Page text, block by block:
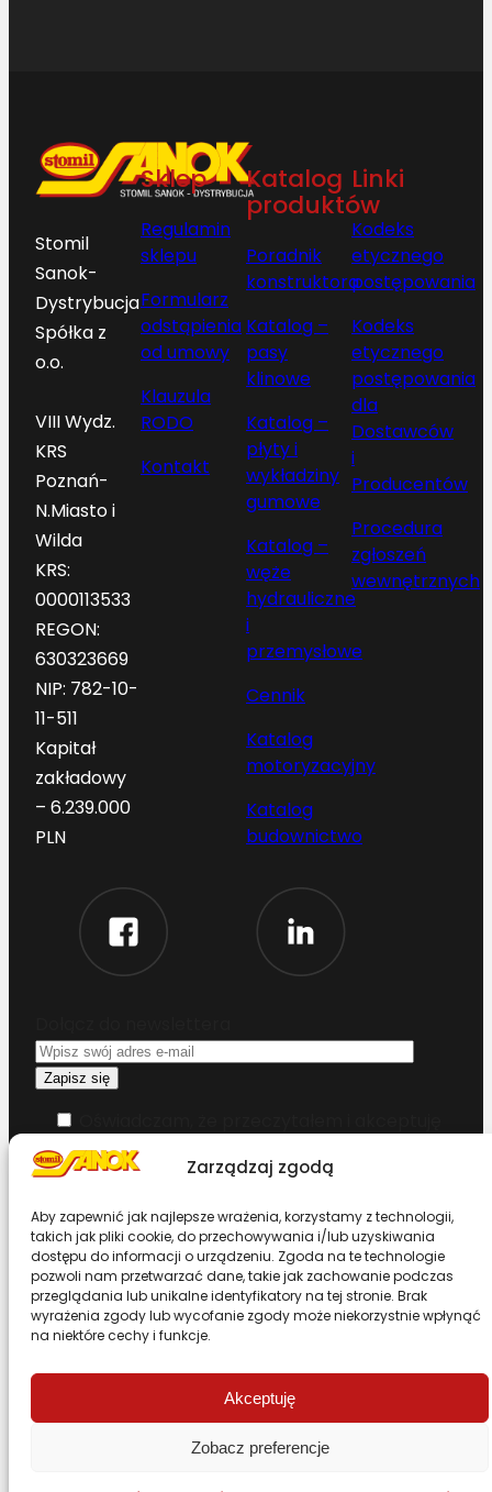
Zarządzaj zgodą
Aby zapewnić jak najlepsze wrażenia, korzystamy z technologii,
takich jak pliki cookie, do przechowywania i/lub uzyskiwania
dostępu do informacji o urządzeniu. Zgoda na te technologie
pozwoli nam przetwarzać dane, takie jak zachowanie podczas
przeglądania lub unikalne identyfikatory na tej stronie. Brak
wyrażenia zgody lub wycofanie zgody może niekorzystnie wpłynąć
na niektóre cechy i funkcje.
Akceptuję
Zobacz preferencje
Stomil
Sanok-
Dystrybucja
Spółka z
o.o.
VIII Wydz.
KRS
Poznań-
N.Miasto i
Wilda
KRS:
0000113533
REGON:
630323669
NIP: 782-10-
11-511
Kapitał
zakładowy
– 6.239.000
PLN
Sklep
Regulamin
sklepu
Formularz
odstąpienia
od umowy
Klauzula
RODO
Kontakt
Katalog
produktów
Poradnik
konstruktora
Katalog –
pasy
klinowe
Katalog –
płyty i
wykładziny
gumowe
Katalog –
węże
hydrauliczne
i
przemysłowe
Cennik
Katalog
motoryzacyjny
Katalog
budownictwo
Linki
Kodeks
etycznego
postępowania
Kodeks
etycznego
postępowania
dla
Dostawców
i
Producentów
Procedura
zgłoszeń
wewnętrznych
warunki korzystania z serwisu
Design & Code by Foxstudio.eu
Przewiń stronę do góry